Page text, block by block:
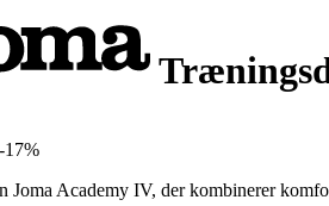
-17%
Joma Academy IV, der kombinerer